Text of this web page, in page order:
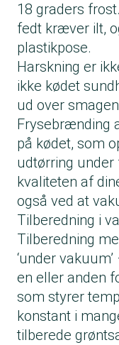
18 graders
fedt kræver ilt,
plastikpose.
Harskning er
ikke kødet
ud over
Frysebrænding
på kødet, som
udtørring
kvaliteten af
også ved at
Tilberedning i
Tilberedning
‘under
en eller anden
som styrer
konstant i
tilberede